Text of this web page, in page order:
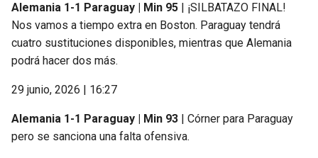
Alemania 1-1 Paraguay | Min 95
| ¡SILBATAZO FINAL!
Nos vamos a tiempo extra en Boston. Paraguay tendrá
cuatro sustituciones disponibles, mientras que Alemania
podrá hacer dos más.
29 junio, 2026 | 16:27
Alemania 1-1 Paraguay | Min 93
| Córner para Paraguay
pero se sanciona una falta ofensiva.